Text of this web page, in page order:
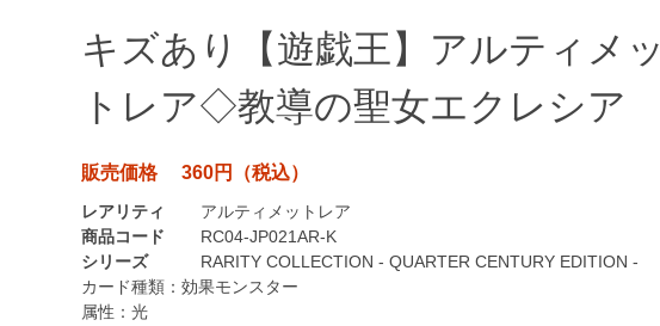
キズあり【遊戯王】アルティメッ
トレア◇教導の聖女エクレシア
販売価格 360円（税込）
レアリティ
アルティメットレア
商品コード
RC04-JP021AR-K
シリーズ
RARITY COLLECTION - QUARTER CENTURY EDITION -
カード種類： 効果モンスター
属性： 光